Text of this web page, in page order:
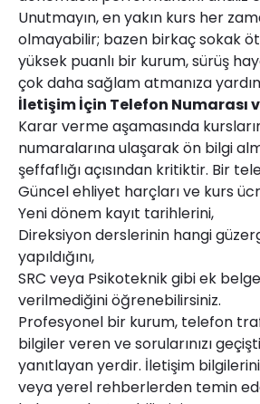
Unutmayın, en yakın kurs her
olmayabilir; bazen birkaç sokak
yüksek puanlı bir kurum, sürüş
çok daha sağlam atmanıza
İletişim İçin Telefon Numarası
Karar verme aşamasında
numaralarına ulaşarak ön bilgi
şeffaflığı açısından kritiktir. Bir
Güncel ehliyet harçları ve kurs
Yeni dönem kayıt tarihlerini,
Direksiyon derslerinin hangi
yapıldığını,
SRC veya Psikoteknik gibi ek
verilmediğini öğrenebilirsiniz.
Profesyonel bir kurum, telefon
bilgiler veren ve sorularınızı
yanıtlayan yerdir. İletişim
veya yerel rehberlerden temin